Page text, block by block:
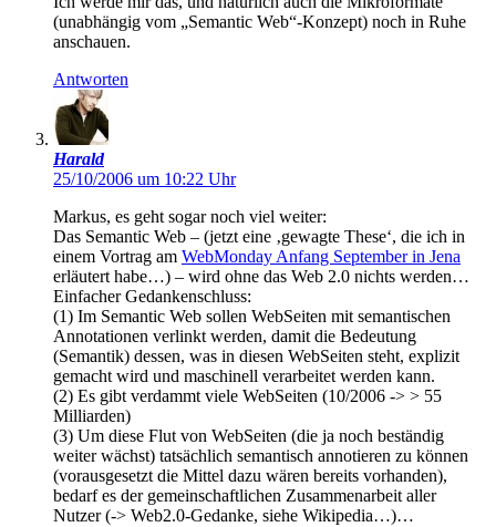
(unabhängig vom „Semantic Web“-Konzept) noch in Ruhe
anschauen.
Antworten
Harald
25/10/2006 um 10:22 Uhr
Markus, es geht sogar noch viel weiter:
Das Semantic Web – (jetzt eine ‚gewagte These‘, die ich in
einem Vortrag am WebMonday Anfang September in Jena
erläutert habe…) – wird ohne das Web 2.0 nichts werden…
Einfacher Gedankenschluss:
(1) Im Semantic Web sollen WebSeiten mit semantischen
Annotationen verlinkt werden, damit die Bedeutung
(Semantik) dessen, was in diesen WebSeiten steht, explizit
gemacht wird und maschinell verarbeitet werden kann.
(2) Es gibt verdammt viele WebSeiten (10/2006 -> > 55
Milliarden)
(3) Um diese Flut von WebSeiten (die ja noch beständig
weiter wächst) tatsächlich semantisch annotieren zu können
(vorausgesetzt die Mittel dazu wären bereits vorhanden),
bedarf es der gemeinschaftlichen Zusammenarbeit aller
Nutzer (-> Web2.0-Gedanke, siehe Wikipedia…)…